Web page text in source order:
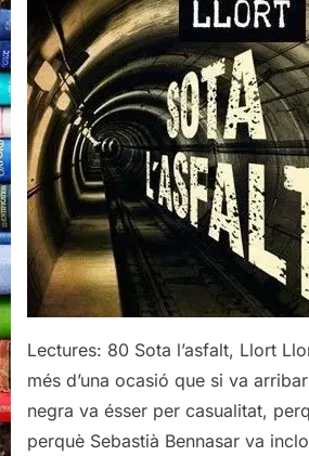
l’asfalt,
Llort
Lectures: 80 Sota l’asfalt, Llort
més d’una ocasió que si va
negra va ésser per casualitat,
perquè Sebastià Bennasar va